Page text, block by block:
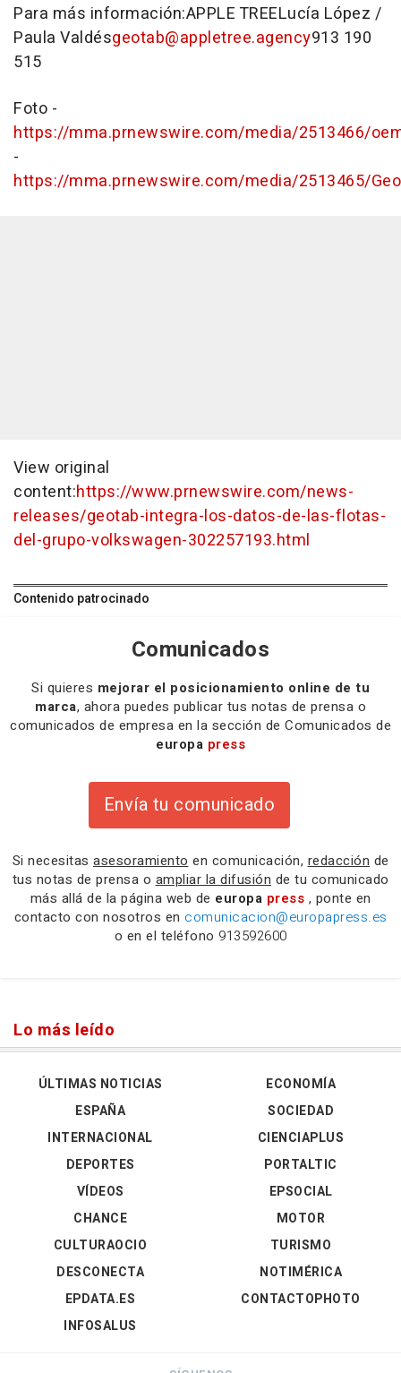
Para más información:APPLE TREELucía López /
Paula Valdésgeotab@appletree.agency913 190
515
Foto -
https://mma.prnewswire.com/media/2513466/
-
https://mma.prnewswire.com/media/2513465/
View original
content:https://www.prnewswire.com/news-
releases/geotab-integra-los-datos-de-las-flotas-
del-grupo-volkswagen-302257193.html
Contenido patrocinado
Comunicados
Si quieres mejorar el posicionamiento online de tu
marca, ahora puedes publicar tus notas de prensa o
comunicados de empresa en la sección de Comunicados de
europa press
Envía tu comunicado
Si necesitas asesoramiento en comunicación, redacción de
tus notas de prensa o ampliar la difusión de tu comunicado
más allá de la página web de europa press , ponte en
contacto con nosotros en comunicacion@europapress.es
o en el teléfono 913592600
Lo más leído
ÚLTIMAS NOTICIAS
ESPAÑA
INTERNACIONAL
DEPORTES
VÍDEOS
ECONOMÍA
SOCIEDAD
CIENCIAPLUS
PORTALTIC
EPSOCIAL
CHANCE
CULTURAOCIO
DESCONECTA
EPDATA.ES
INFOSALUS
MOTOR
TURISMO
NOTIMÉRICA
CONTACTOPHOTO